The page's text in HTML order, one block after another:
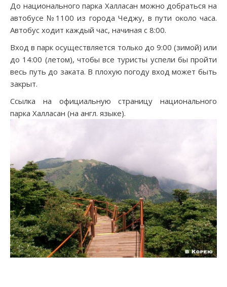
До национального парка Халласан можно добраться на
автобусе №1100 из города Чеджу, в пути около часа.
Автобус ходит каждый час, начиная с 8:00.
Вход в парк осуществляется только до 9:00 (зимой) или
до 14:00 (летом), чтобы все туристы успели бы пройти
весь путь до заката. В плохую погоду вход может быть
закрыт.
Ссылка на официальную страницу национального
парка Халласан (на англ. языке).